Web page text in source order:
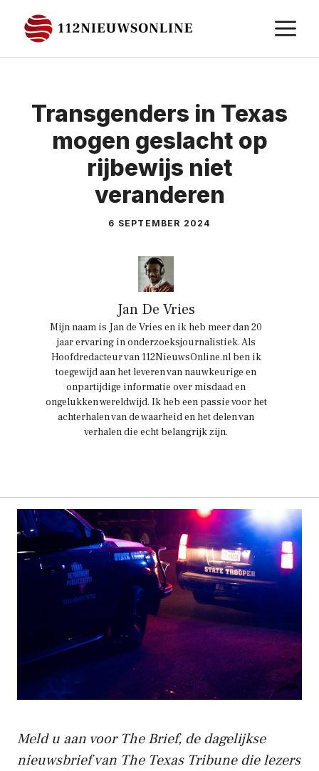
naar
de
Transgenders in Texas
mogen geslacht op
rijbewijs niet
veranderen
6 SEPTEMBER 2024
Jan De Vries
Mijn naam is Jan de Vries en ik heb meer dan 20
jaar ervaring in onderzoeksjournalistiek. Als
Hoofdredacteur van 112NieuwsOnline.nl ben ik
toegewijd aan het leveren van nauwkeurige en
onpartijdige informatie over misdaad en
ongelukken wereldwijd. Ik heb een passie voor het
achterhalen van de waarheid en het delen van
verhalen die echt belangrijk zijn.
Meld u aan voor The Brief, de dagelijkse
nieuwsbrief van The Texas Tribune die lezers